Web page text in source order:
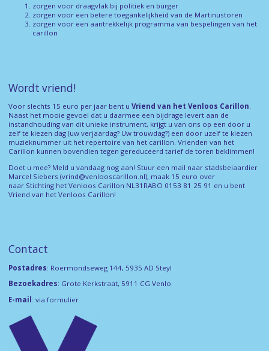
zorgen voor draagvlak bij politiek en burger
zorgen voor een betere toegankelijkheid van de Martinustoren
zorgen voor een aantrekkelijk programma van bespelingen van het
carillon
Wordt vriend!
Voor slechts 15 euro per jaar bent uVriend van het Venloos Carillon.
Naast het mooie gevoel dat u daarmee een bijdrage levert aan de
instandhouding van dit unieke instrument, krijgt u van ons op een door u
zelf te kiezen dag (uw verjaardag? Uw trouwdag?) een door uzelf te kiezen
muzieknummer uit het repertoire van het carillon. Vrienden van het
Carillon kunnen bovendien tegen gereduceerd tarief de toren beklimmen!
Doet u mee? Meld u vandaag nog aan! Stuur een mail naar stadsbeiaardier
Marcel Siebers (vrind@venlooscarillon.nl), maak 15 euro over
naar Stichting het Venloos Carillon NL31RABO 0153 81 25 91 en u bent
Vriend van het Venloos Carillon!
Contact
Postadres: Roermondseweg 144, 5935 AD Steyl
Bezoekadres: Grote Kerkstraat, 5911 CG Venlo
E-mail :via formulier